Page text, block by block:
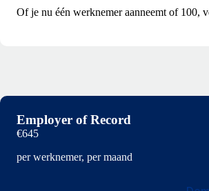
Of je nu één werknemer aanneemt of 100,
Employer of Record
€645
per werknemer, per maand